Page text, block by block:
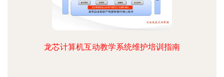
龙芯计算机互动教学系统维护培训指南